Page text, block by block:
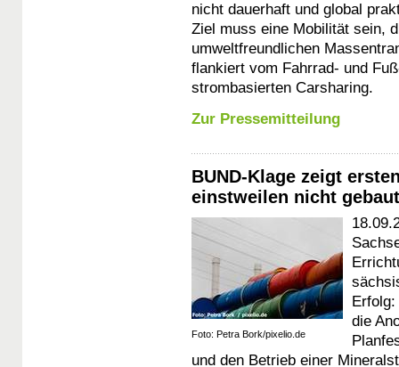
nicht dauerhaft und global
Ziel muss eine Mobilität sein,
umweltfreundlichen
flankiert vom Fahrrad- und
strombasierten Carsharing.
Zur Pressemitteilung
BUND-Klage zeigt
einstweilen nicht
Foto: Petra Bork/pixelio.de
die
und den Betrieb einer